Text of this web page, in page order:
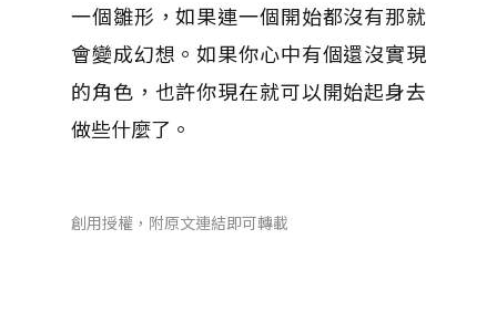
一個雛形，如果連一個開始都沒有那就
會變成幻想。如果你心中有個還沒實現
的角色，也許你現在就可以開始起身去
做些什麼了。
創用授權，附原文連結即可轉載